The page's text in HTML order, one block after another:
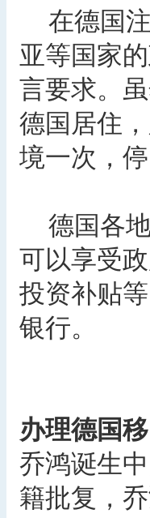
在德国
亚等国家
言要求。
德国居住
境一次，
德国各
可以享受
投资补贴
银行。
办理德国
乔鸿诞生
籍批复，